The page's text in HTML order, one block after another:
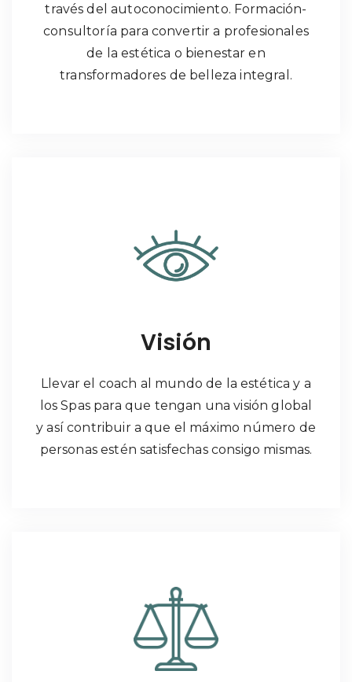
través del autoconocimiento. Formación-
consultoría para convertir a profesionales
de la estética o bienestar en
transformadores de belleza integral.
Visión
Llevar el coach al mundo de la estética y a
los Spas para que tengan una visión global
y así contribuir a que el máximo número de
personas estén satisfechas consigo mismas.